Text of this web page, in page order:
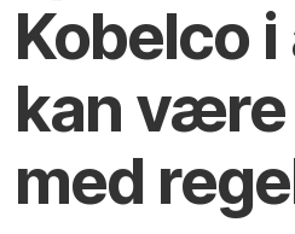
Kobelco
kan
med